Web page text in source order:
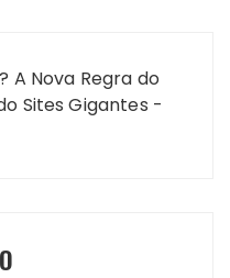
A Nova Regra do
Sites Gigantes -